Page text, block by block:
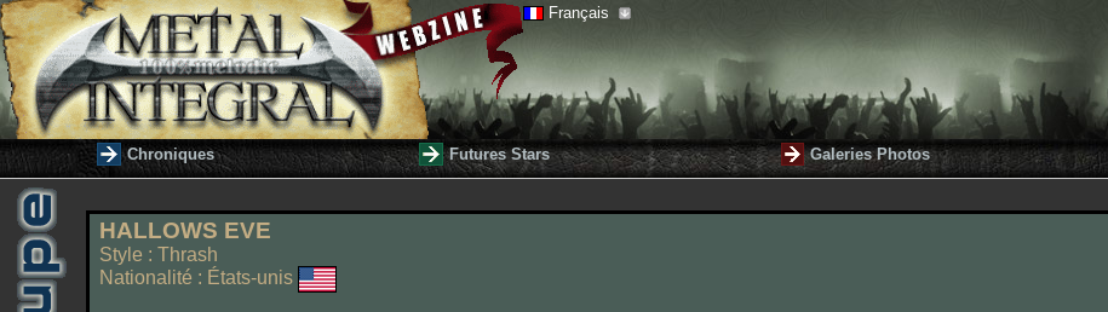
Français
Chroniques Futures Stars Galeries Photos
HALLOWS EVE
Style : Thrash
Nationalité : États-unis